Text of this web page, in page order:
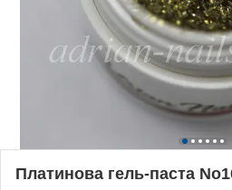
Платинова гель-паста